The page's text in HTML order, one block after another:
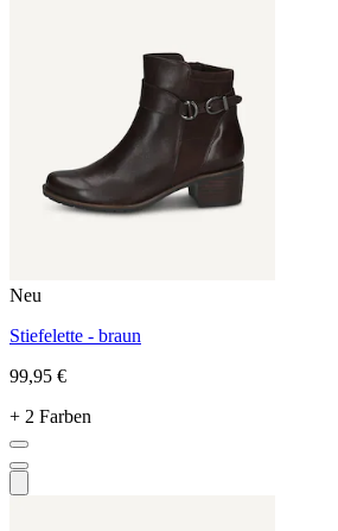
Neu
Stiefelette - braun
99,95 €
+ 2 Farben